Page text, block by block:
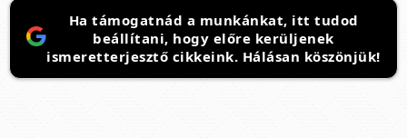
Ha támogatnád a munkánkat, itt tudod
beállítani, hogy előre kerüljenek
ismeretterjesztő cikkeink. Hálásan köszönjük!